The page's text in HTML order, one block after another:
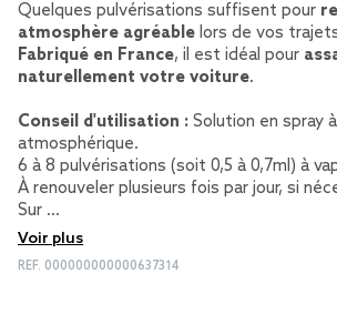
Quelques pulvérisations suffisent pour
atmosphère agréable lors de vos
Fabriqué en France, il est idéal pour
naturellement votre voiture.
Conseil d'utilisation : Solution en spray
atmosphérique.
6 à 8 pulvérisations (soit 0,5 à 0,7ml) à
À renouveler plusieurs fois par jour, si
Sur …
Voir plus
REF. 000000000000637314